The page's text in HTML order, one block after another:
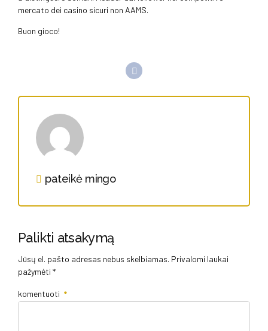
mercato dei casino sicuri non AAMS.
Buon gioco!
pateikė mingo
Palikti atsakymą
Jūsų el. pašto adresas nebus skelbiamas. Privalomi laukai
pažymėti *
komentuoti *